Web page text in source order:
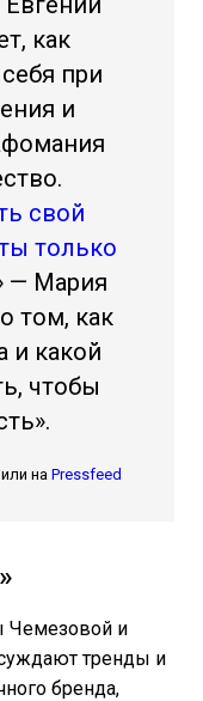
как
при
и
свой
только
— Мария
том, как
и какой
чтобы
на Pressfeed
Чемезовой и
тренды и
бренда,